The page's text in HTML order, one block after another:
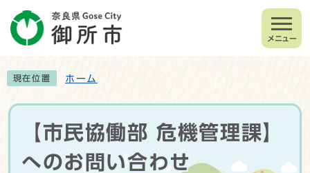
メニュー
現在位置 ホーム
【市民協働部 危機管理課】
へのお問い合わせ